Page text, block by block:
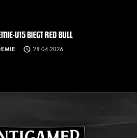
U15 BIEGT RED BULL
28.04.2026